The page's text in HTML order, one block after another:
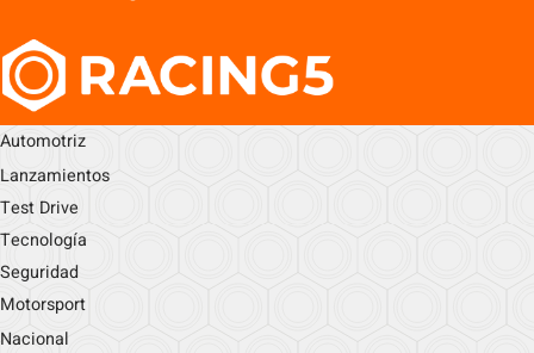
Automotriz
Lanzamientos
Test Drive
Tecnología
Seguridad
Motorsport
Nacional